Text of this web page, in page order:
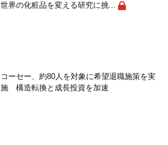
世界の化粧品を変える研究に挑...
コーセー、約80人を対象に希望退職施策を実
施 構造転換と成長投資を加速